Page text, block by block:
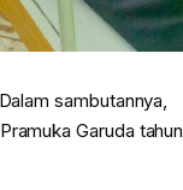
sambutannya,
Garuda tahun